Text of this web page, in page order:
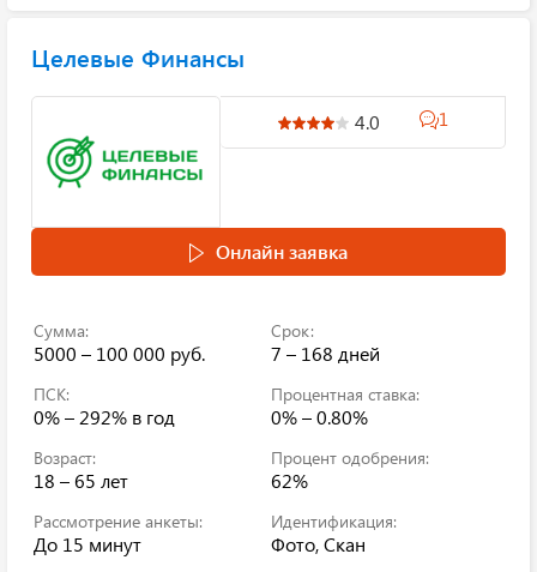
Целевые Финансы
4.0 1
Онлайн заявка
Сумма:
5000 – 100 000 руб.
Срок:
7 – 168 дней
ПСК:
0% – 292% в год
Процентная ставка:
0% – 0.80%
Возраст:
18 – 65 лет
Процент одобрения:
62%
Рассмотрение анкеты:
До 15 минут
Идентификация:
Фото, Скан